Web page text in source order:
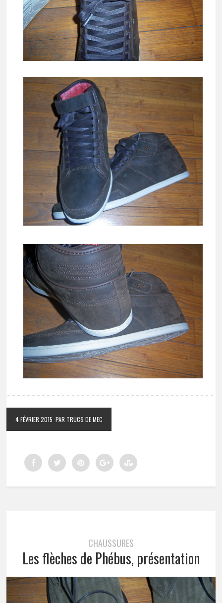
4 FÉVRIER 2015 PAR TRUCS DE MEC
CHAUSSURES
Les flèches de Phébus, présentation